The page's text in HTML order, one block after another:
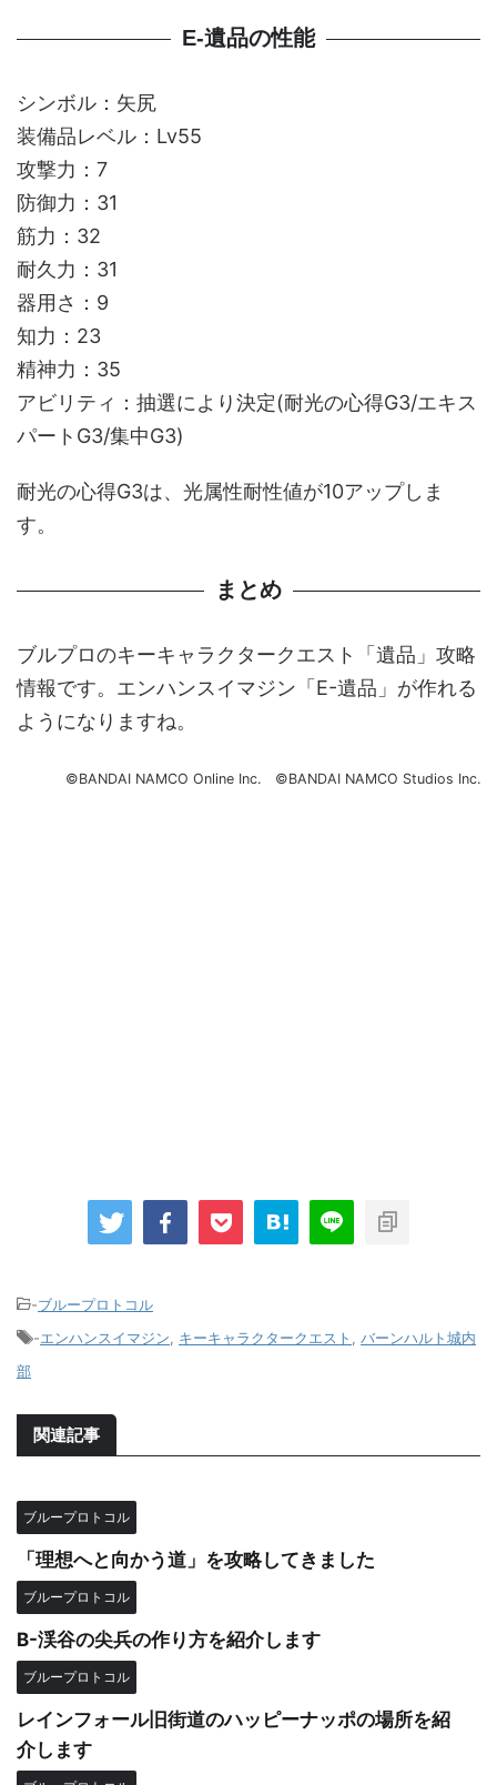
E-遺品の性能
シンボル：矢尻
装備品レベル：Lv55
攻撃力：7
防御力：31
筋力：32
耐久力：31
器用さ：9
知力：23
精神力：35
アビリティ：抽選により決定(耐光の心得G3/エキス
パートG3/集中G3)
耐光の心得G3は、光属性耐性値が10アップしま
す。
まとめ
ブルプロのキーキャラクタークエスト「遺品」攻略
情報です。エンハンスイマジン「E-遺品」が作れる
ようになりますね。
©BANDAI NAMCO Online Inc. ©BANDAI NAMCO Studios Inc.
-ブループロトコル
-エンハンスイマジン キーキャラクタークエスト
バーンハルト城内
部
関連記事
ブループロトコル
「理想へと向かう道」を攻略してきました
ブループロトコル
B-渓谷の尖兵の作り方を紹介します
ブループロトコル
レインフォール旧街道のハッピーナッポの場所を紹
介します